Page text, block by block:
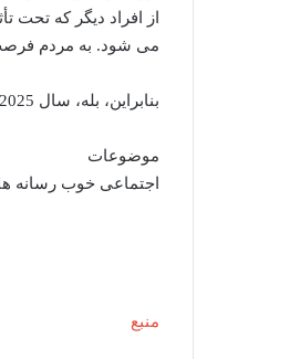
از افراد دیگر که تحت
می شود. به مردم فرصت
بنابراین، بله، سال 2025 همیشه عالی نبود. اما لحظات واقعاً دوست داشتنی نیز وجود داشت.
موضوعات
اجتماعی خوب رسانه
منبع